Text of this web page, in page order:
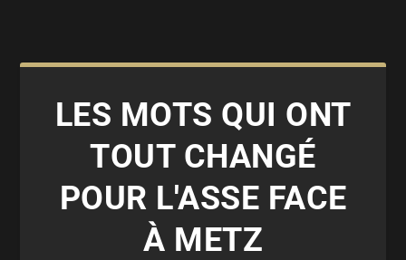
LES MOTS QUI ONT
TOUT CHANGÉ
POUR L'ASSE FACE
À METZ